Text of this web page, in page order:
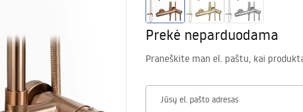
Prekė neparduodama
Praneškite man el. paštu, kai
Jūsų el. pašto adresas